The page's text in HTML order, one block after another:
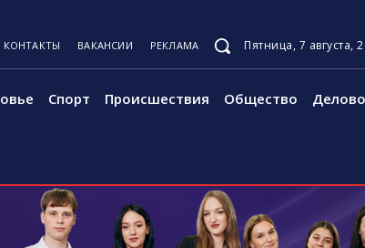
КОНТАКТЫ ВАКАНСИИ РЕКЛАМА Пятница, 7 августа,
Спорт Происшествия Общество